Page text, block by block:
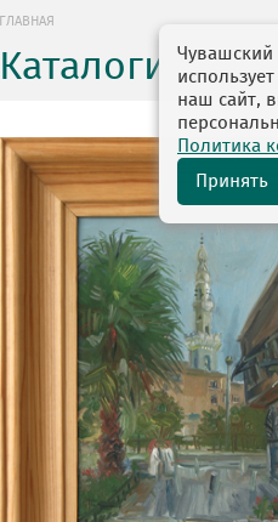
ГЛАВНАЯ
Каталоги Чувашский
наш сайт,
Политика
Принять